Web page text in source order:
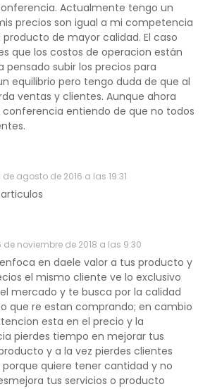
Actualmente tengo un
precios son igual a mi competencia
de mayor calidad. El caso
que los costos de operacion están
pensado subir los precios para
equilibrio pero tengo duda de que al
ventas y clientes. Aunque ahora
conferencia entiendo de que no todos
de agosto de 2016 a las 19:31
de noviembre de 2018 a las 9:30
en daele valor a tus producto y
el mismo cliente ve lo exclusivo
mercado y te busca por la calidad
que re estan comprando; en cambio
esta en el precio y la
pierdes tiempo en mejorar tus
y a la vez pierdes clientes
quiere tener cantidad y no
tus servicios o producto